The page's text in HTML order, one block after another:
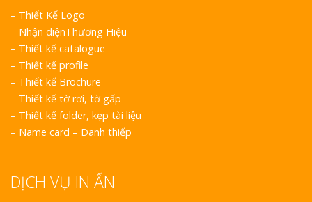
– Thiết Kế Logo
– Nhận diệnThương Hiệu
– Thiết kế catalogue
– Thiết kế profile
– Thiết kế Brochure
– Thiết kế tờ rơi, tờ gấp
– Thiết kế folder, kẹp tài liệu
– Name card – Danh thiếp
DỊCH VỤ IN ẤN